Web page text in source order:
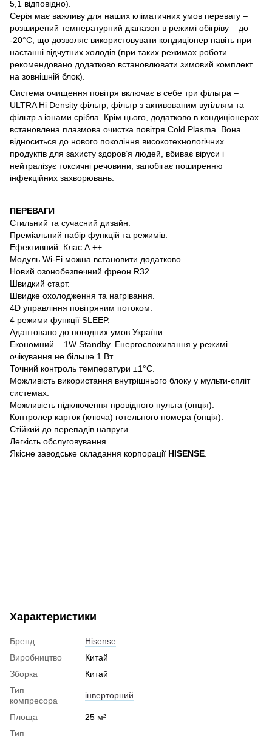
5,1 відповідно).
Серія має важливу для наших кліматичних умов перевагу –
розширений температурний діапазон в режимі обігріву – до
-20°С, що дозволяє використовувати кондиціонер навіть при
настанні відчутних холодів (при таких режимах роботи
рекомендовано додатково встановлювати зимовий комплект
на зовнішній блок).
Система очищення повітря включає в себе три фільтра –
ULTRA Hi Density фільтр, фільтр з активованим вугіллям та
фільтр з іонами срібла. Крім цього, додатково в кондиціонерах
встановлена плазмова очистка повітря Cold Plasma. Вона
відноситься до нового покоління високотехнологічних
продуктів для захисту здоров’я людей, вбиває віруси і
нейтралізує токсичні речовини, запобігає поширенню
інфекційних захворювань.
ПЕРЕВАГИ
Стильний та сучасний дизайн.
Преміальний набір функцій та режимів.
Ефективний. Клас А ++.
Модуль Wi-Fi можна встановити додатково.
Новий озонобезпечний фреон R32.
Швидкий старт.
Швидке охолодження та нагрівання.
4D управління повітряним потоком.
4 режими функції SLEEP.
Адаптовано до погодних умов України.
Економний – 1W Standby. Енергоспоживання у режимі
очікування не більше 1 Вт.
Точний контроль температури ±1°С.
Можливість використання внутрішнього блоку у мульти-спліт
системах.
Можливість підключення провідного пульта (опція).
Контролер карток (ключа) готельного номера (опція).
Стійкий до перепадів напруги.
Легкість обслуговування.
Якісне заводське складання корпорації HISENSE
Характеристики
Бренд
Hisense
Виробництво
Китай
Зборка
Китай
Тип
компресора
інверторний
Площа
25 м²
Тип